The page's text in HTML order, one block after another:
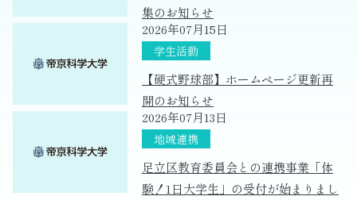
集のお知らせ
2026年07月15日
【硬式野球部】ホームページ更新再
開のお知らせ
2026年07月13日
足立区教育委員会との連携事業「体
験！1日大学生」の受付が始まりまし